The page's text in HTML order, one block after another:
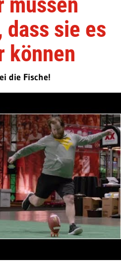
dass sie es
können
die Fische!